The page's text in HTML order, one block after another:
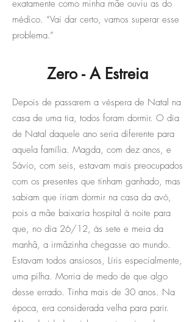
exatamente como minha mãe ouviu as do
médico. “Vai dar certo, vamos superar esse
problema.”
Zero - A Estreia
Depois de passarem a véspera de Natal na
casa de uma tia, todos foram dormir. O dia
de Natal daquele ano seria diferente para
aquela família. Magda, com dez anos, e
Sávio, com seis, estavam mais preocupados
com os presentes que tinham ganhado, mas
sabiam que iriam dormir na casa da avó,
pois a mãe baixaria hospital à noite para
que, no dia 26/12, às sete e meia da
manhã, a irmãzinha chegasse ao mundo.
Estavam todos ansiosos, Líris especialmente,
uma pilha. Morria de medo de que algo
desse errado. Tinha mais de 30 anos. Na
época, era considerada velha para parir.